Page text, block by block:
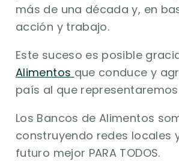
más de una década y, en
acción y trabajo.
Este suceso es posible
Alimentos que conduce y
país al que
Los Bancos de Alimentos
construyendo redes locales
futuro mejor PARA TODOS.